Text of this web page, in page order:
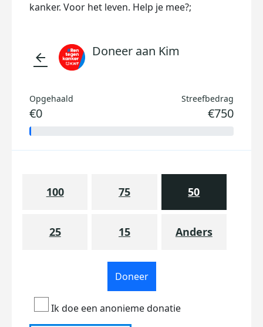
kanker. Voor het leven. Help je mee?;
arrow_back Doneer aan Kim
Opgehaald
€0
Streefbedrag
€750
100 75 50
25 15 Anders
Doneer
Ik doe een anonieme donatie